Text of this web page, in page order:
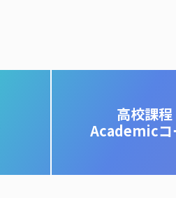
高校課程
Academicコ